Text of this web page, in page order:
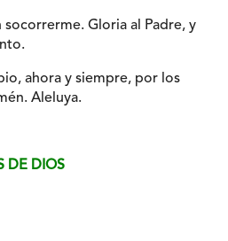
socorrerme. Gloria al Padre, y
ahora y siempre, por los
Aleluya.
DE DIOS